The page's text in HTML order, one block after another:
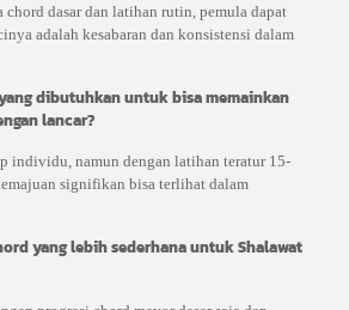
chord dasar dan latihan rutin, pemula dapat
adalah kesabaran dan konsistensi dalam
dibutuhkan untuk bisa memainkan
lancar?
individu, namun dengan latihan teratur 15-
signifikan bisa terlihat dalam
yang lebih sederhana untuk Shalawat